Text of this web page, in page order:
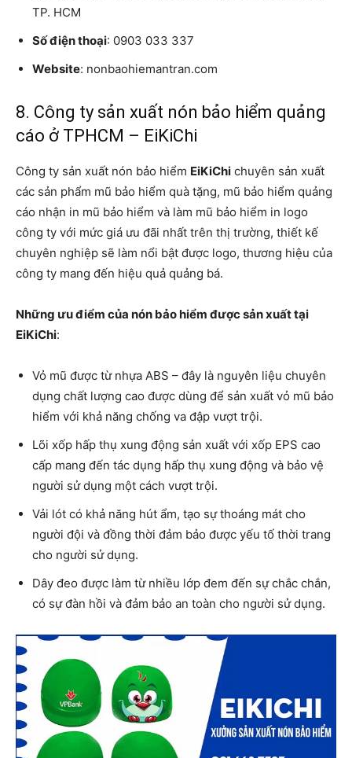
TP. HCM
Số điện thoại: 0903 033 337
Website: nonbaohiemantran.com
8. Công ty sản xuất nón bảo hiểm quảng
cáo ở TPHCM – EiKiChi
Công ty sản xuất nón bảo hiểm EiKiChi chuyên sản xuất
các sản phẩm mũ bảo hiểm quà tặng, mũ bảo hiểm quảng
cáo nhận in mũ bảo hiểm và làm mũ bảo hiểm in logo
công ty với mức giá ưu đãi nhất trên thị trường, thiết kế
chuyên nghiệp sẽ làm nổi bật được logo, thương hiệu của
công ty mang đến hiệu quả quảng bá.
Những ưu điểm của nón bảo hiểm được sản xuất tại
EiKiChi:
Vỏ mũ được từ nhựa ABS – đây là nguyên liệu chuyên
dụng chất lượng cao được dùng để sản xuất vỏ mũ bảo
hiểm với khả năng chống va đập vượt trội.
Lõi xốp hấp thụ xung động sản xuất với xốp EPS cao
cấp mang đến tác dụng hấp thụ xung động và bảo vệ
người sử dụng một cách vượt trội.
Vải lót có khả năng hút ẩm, tạo sự thoáng mát cho
người đội và đồng thời đảm bảo được yếu tố thời trang
cho người sử dụng.
Dây đeo được làm từ nhiều lớp đem đến sự chắc chắn,
có sự đàn hồi và đảm bảo an toàn cho người sử dụng.